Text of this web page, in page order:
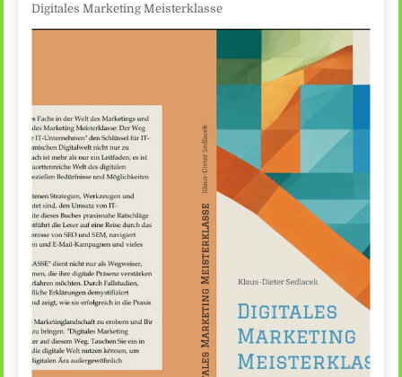
Digitales Marketing Meisterklasse